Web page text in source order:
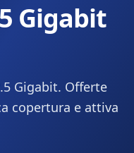
Gigabit
Gigabit. Offerte
copertura e attiva